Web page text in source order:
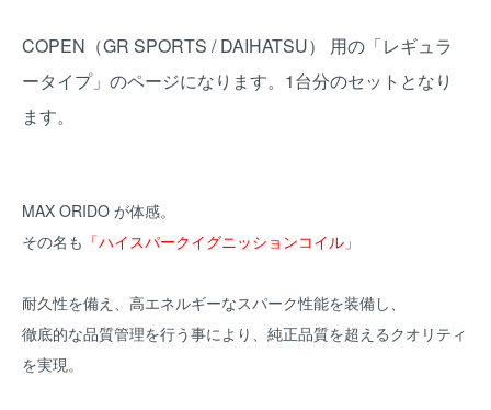
COPEN（GR SPORTS / DAIHATSU） 用の「レギュラ
ータイプ」のページになります。1台分のセットとなり
ます。
MAX ORIDO が体感。
その名も 「ハイスパークイグニッションコイル」
耐久性を備え、高エネルギーなスパーク性能を装備し、
徹底的な品質管理を行う事により、純正品質を超えるクオリティ
を実現。